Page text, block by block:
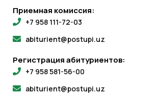
Приемная комиссия:
+7 958 111-72-03
abiturient@postupi.uz
Регистрация абитуриентов:
+7 958 581-56-00
abiturient@postupi.uz